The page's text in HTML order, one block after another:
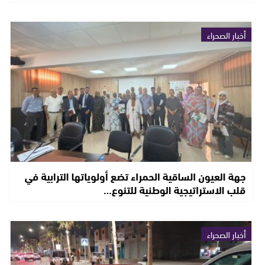
أخبار الصحراء
جهة العيون الساقية الحمراء تضع أولوياتها الترابية في
قلب الاستراتيجية الوطنية للتنوع…
أخبار الصحراء